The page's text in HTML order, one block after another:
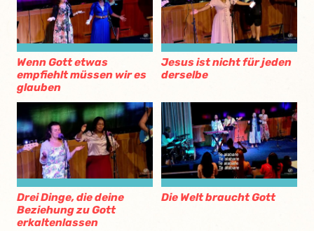
Wenn Gott etwas
empfiehlt müssen wir es
glauben
Jesus ist nicht für jeden
derselbe
Drei Dinge, die deine
Beziehung zu Gott
erkaltenlassen
Die Welt braucht Gott